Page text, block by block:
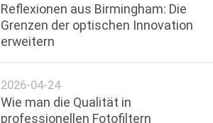
Reflexionen aus Birmingham: Die
Grenzen der optischen Innovation
erweitern
2026-04-24
Wie man die Qualität in
professionellen Fotofiltern